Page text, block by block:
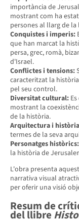
importància de
mostrant com ha
persones al llarg de la
Conquistes i imperis:
que han marcat la
persa, grec, romà,
d'Israel.
Conflictes i tensions:
caracteritzat la
pel seu control.
Diversitat cultural:
mostrant la
de la història.
Arquitectura i
termes de la seva
Personatges històrics:
la història de
L'obra presenta
narrativa visual
per oferir una visió
Resum de
del llibre